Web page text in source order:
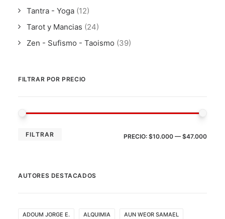
Tantra - Yoga (12)
Tarot y Mancias (24)
Zen - Sufismo - Taoismo (39)
FILTRAR POR PRECIO
FILTRAR PRECIO: $10.000 — $47.000
AUTORES DESTACADOS
ADOUM JORGE E. ALQUIMIA AUN WEOR SAMAEL